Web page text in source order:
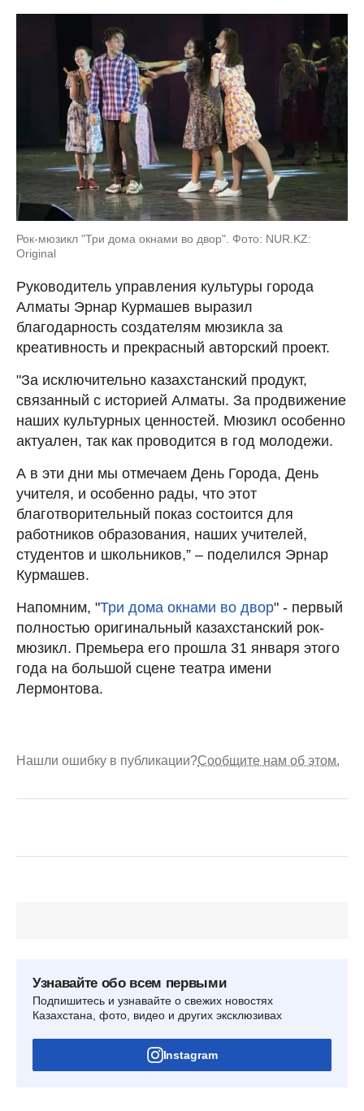
Рок-мюзикл "Три дома окнами во двор". Фото: NUR.KZ:
Original
Руководитель управления культуры города
Алматы Эрнар Курмашев выразил
благодарность создателям мюзикла за
креативность и прекрасный авторский проект.
"За исключительно казахстанский продукт,
связанный с историей Алматы. За продвижение
наших культурных ценностей. Мюзикл особенно
актуален, так как проводится в год молодежи.
А в эти дни мы отмечаем День Города, День
учителя, и особенно рады, что этот
благотворительный показ состоится для
работников образования, наших учителей,
студентов и школьников,” – поделился Эрнар
Курмашев.
Напомним, "Три дома окнами во двор" - первый
полностью оригинальный казахстанский рок-
мюзикл. Премьера его прошла 31 января этого
года на большой сцене театра имени
Лермонтова.
Нашли ошибку в публикации?Сообщите нам об этом.
Узнавайте обо всем первыми
Подпишитесь и узнавайте о свежих новостях
Казахстана, фото, видео и других эксклюзивах
Instagram